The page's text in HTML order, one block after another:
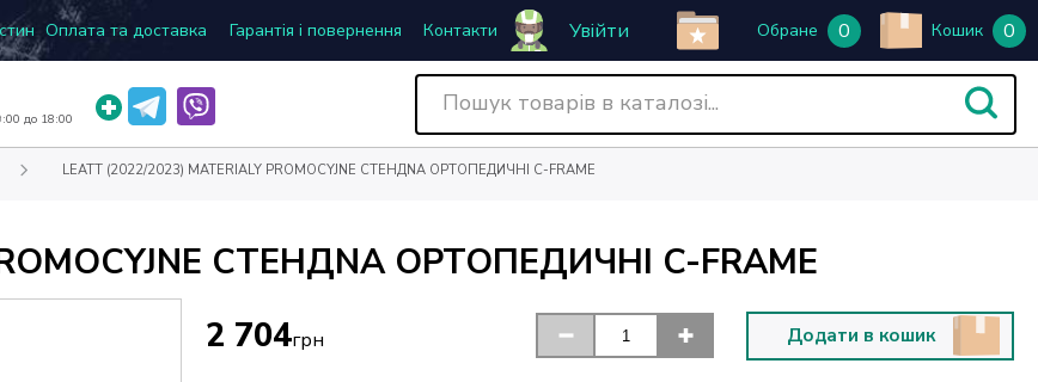
Оплата та доставка Гарантія і повернення Контакти Увійти Обране 0 Кошик 0
до 18:00
LEATT (2022/2023) MATERIALY PROMOCYJNE СТЕНДNA ОРТОПЕДИЧНІ C-FRAME
СТЕНДNA ОРТОПЕДИЧНІ C-FRAME
2 704грн Додати в кошик